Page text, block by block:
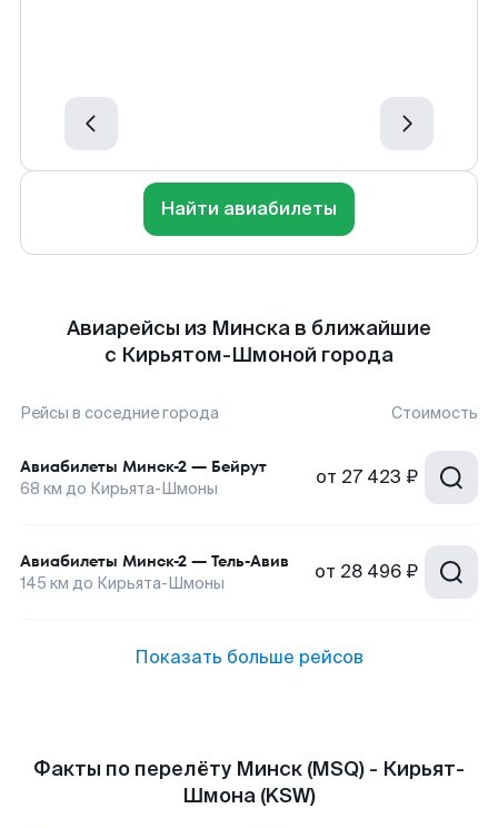
Найти авиабилеты
Авиарейсы из Минска в ближайшие
с Кирьятом-Шмоной города
Рейсы в соседние города Стоимость
Авиабилеты Минск-2 — Бейрут
68 км до Кирьята-Шмоны от 27 423 ₽
Авиабилеты Минск-2 — Тель-Авив
145 км до Кирьята-Шмоны от 28 496 ₽
Показать больше рейсов
Факты по перелёту Минск (MSQ) - Кирьят-
Шмона (KSW)